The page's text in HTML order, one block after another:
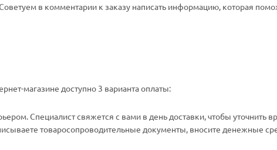
в комментарии к заказу написать информацию, которая
магазине доступно 3 варианта оплаты:
Специалист свяжется с вами в день доставки, чтобы уточнить
товаросопроводительные документы, вносите денежные